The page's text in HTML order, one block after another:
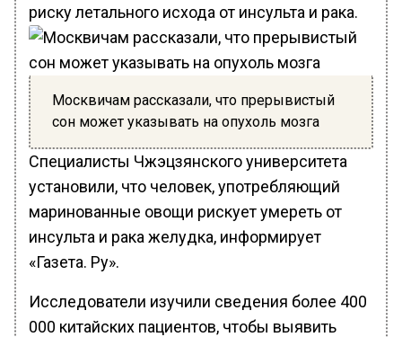
риску летального исхода от инсульта и рака.
Москвичам рассказали, что прерывистый
сон может указывать на опухоль мозга
Специалисты Чжэцзянского университета
установили, что человек, употребляющий
маринованные овощи рискует умереть от
инсульта и рака желудка, информирует
«Газета. Ру».
Исследователи изучили сведения более 400
000 китайских пациентов, чтобы выявить